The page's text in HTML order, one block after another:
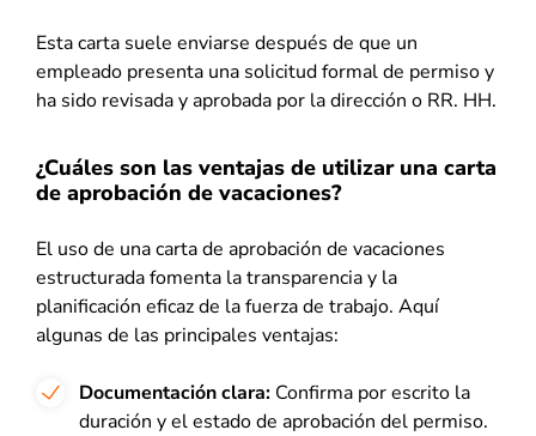
Esta carta suele enviarse después de que un
empleado presenta una solicitud formal de permiso y
ha sido revisada y aprobada por la dirección o RR. HH.
¿Cuáles son las ventajas de utilizar una carta
de aprobación de vacaciones?
El uso de una carta de aprobación de vacaciones
estructurada fomenta la transparencia y la
planificación eficaz de la fuerza de trabajo. Aquí
algunas de las principales ventajas:
Documentación clara: Confirma por escrito la
duración y el estado de aprobación del permiso.